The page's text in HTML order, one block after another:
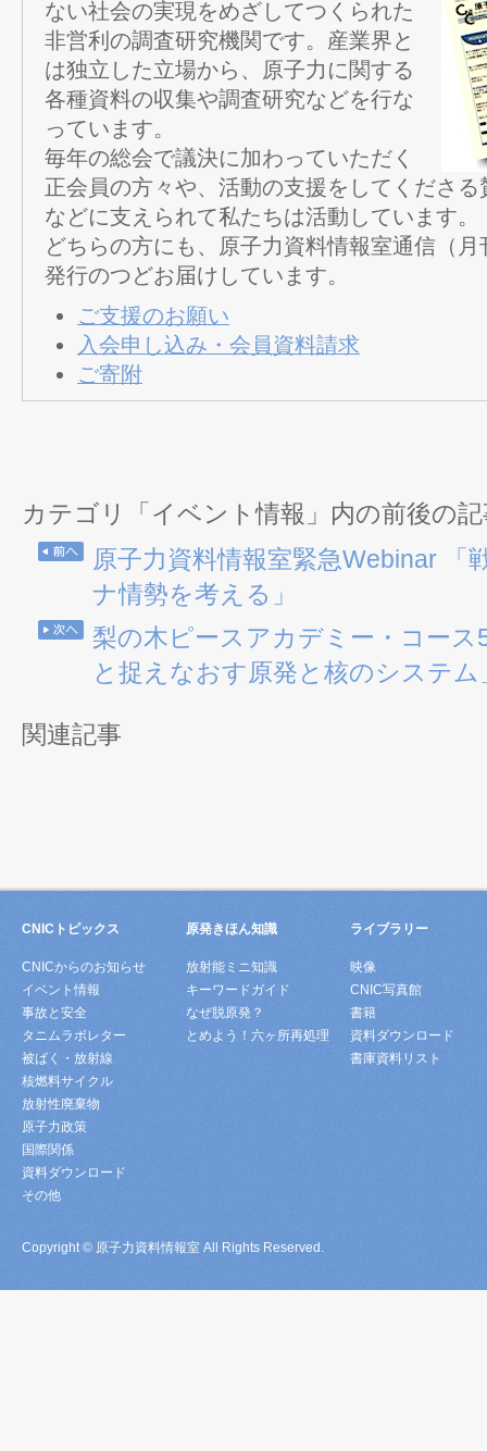
ない社会の実現をめざしてつくられた
非営利の調査研究機関です。産業界と
は独立した立場から、原子力に関する
各種資料の収集や調査研究などを行な
っています。
毎年の総会で議決に加わっていただく
正会員の方々や、活動の支援をしてくださ
などに支えられて私たちは活動しています。
どちらの方にも、原子力資料情報室通信（
発行のつどお届けしています。
ご支援のお願い
入会申し込み・会員資料請求
ご寄附
カテゴリ「イベント情報」内の前後の
原子力資料情報室緊急Webinar
ナ情勢を考える」
梨の木ピースアカデミー・コース
と捉えなおす原発と核のシステム
関連記事
CNICトピックス
CNICからのお知らせ
イベント情報
事故と安全
タニムラボレター
被ばく・放射線
核燃料サイクル
放射性廃棄物
原子力政策
国際関係
資料ダウンロード
その他
原発きほん知識
放射能ミニ知識
キーワードガイド
なぜ脱原発？
とめよう！六ヶ所再処理
ライブラリー
映像
CNIC写真館
書籍
資料ダウンロード
書庫資料リスト
Copyright © 原子力資料情報室 All Rights Reserved.